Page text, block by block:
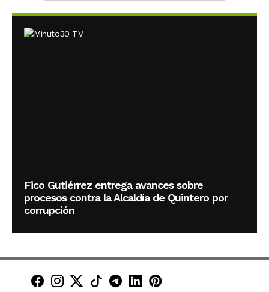
Fico Gutiérrez entrega avances sobre
procesos contra la Alcaldía de Quintero por
corrupción
Minuto30 en Facebook
Minuto30 en Instagram
Minuto30 en X (Twitter)
Minuto30 en TikTok
Canal de Minuto30 en
Minuto30 en LinkedIn
Minuto30 en